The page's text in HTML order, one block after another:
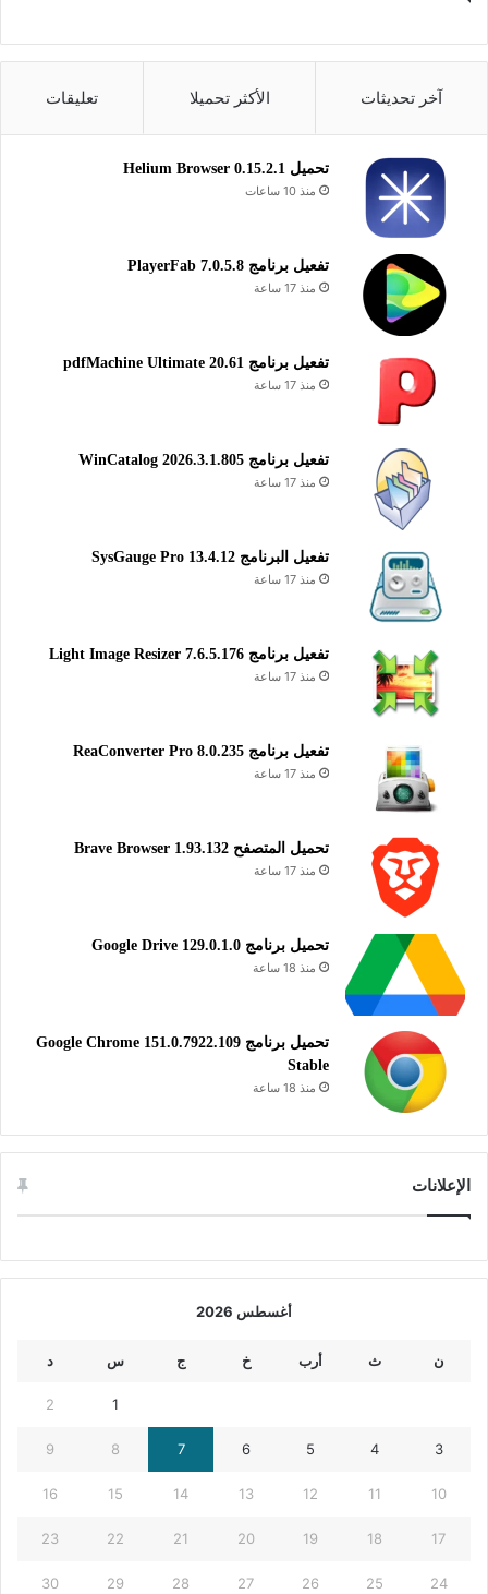
ws8.1/Windows 10/Windows 11
ESET, spol. s r.o
التصنيف: تطبيقات ويندوز، تطبيقات
الحماية من الفيروسات ،تطبيقات حذف
تحميل برنامج ESET AV Remover للويندوز:
32 بت (exe)
64 بت (ARM)
تحميل
يساعدك برنامج ESET AV Remover على إلغاء تثبيت برامج الحماية
الموجودة على جهاز الكمبيوتر، بدون ترك مخلفات لها، وبالتالي
يساهم في نظافة وتحسين النظام وحماية من التهديدات والأخطار
أدوات النظام
حماية
آخر تحديثات الأكثر تحميلا تعليقات
تحميل Helium Browser 0.15.2.1
منذ 10 ساعات
تفعيل برنامج PlayerFab 7.0.5.8
منذ 17 ساعة
تفعيل برنامج pdfMachine Ultimate 20.61
منذ 17 ساعة
تفعيل برنامج WinCatalog 2026.3.1.805
منذ 17 ساعة
تفعيل البرنامج 13.4.12 SysGauge Pro
منذ 17 ساعة
تفعيل برنامج Light Image Resizer 7.6.5.176
منذ 17 ساعة
تفعيل برنامج ReaConverter Pro 8.0.235
منذ 17 ساعة
تحميل المتصفح Brave Browser 1.93.132
منذ 17 ساعة
تحميل برنامج Google Drive 129.0.1.0
منذ 18 ساعة
تحميل برنامج Google Chrome 151.0.7922.109
Stable
منذ 18 ساعة
الإعلانات
أغسطس 2026
ن ث أرب خ ج س د
1
2
3
4
5
6
7
8
9
10
11
12
13
14
15
16
17
18
19
20
21
22
23
24
25
26
27
28
29
30